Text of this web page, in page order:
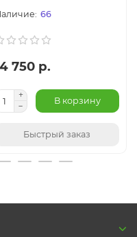
66
750 р.
В корзину
Быстрый заказ